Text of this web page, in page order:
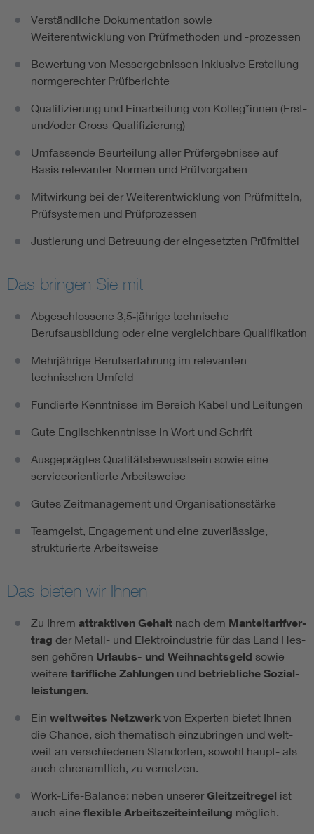
Verständliche Dokumentation sowie
Weiterentwicklung von Prüfmethoden und -prozessen
Bewertung von Messergebnissen inklusive Erstellung
normgerechter Prüfberichte
Qualifizierung und Einarbeitung von Kolleg*innen (Erst-
und/oder Cross-Qualifizierung)
Umfassende Beurteilung aller Prüfergebnisse auf
Basis relevanter Normen und Prüfvorgaben
Mitwirkung bei der Weiterentwicklung von Prüfmitteln,
Prüfsystemen und Prüfprozessen
Justierung und Betreuung der eingesetzten Prüfmittel
Das bringen Sie mit
Abgeschlossene 3,5‑jährige technische
Berufsausbildung oder eine vergleichbare Qualifikation
Mehrjährige Berufserfahrung im relevanten
technischen Umfeld
Fundierte Kenntnisse im Bereich Kabel und Leitungen
Gute Englischkenntnisse in Wort und Schrift
Ausgeprägtes Qualitätsbewusstsein sowie eine
serviceorientierte Arbeitsweise
Gutes Zeitmanagement und Organisationsstärke
Teamgeist, Engagement und eine zuverlässige,
strukturierte Arbeitsweise
Das bieten wir Ihnen
Zu Ih­rem at­trak­ti­ven Ge­halt nach dem Man­tel­ta­rif­ver­
trag der Me­tall- und Elek­tro­in­dus­trie für das Land Hes­
sen ge­hö­ren Ur­laubs- und Weih­nachts­geld so­wie
wei­te­re ta­rif­li­che Zah­lun­gen und be­trieb­li­che So­zi­al­
leis­tun­gen.
Ein welt­wei­tes Netz­werk von Ex­per­ten bie­tet Ih­nen
die Chan­ce, sich the­ma­tisch ein­zu­brin­gen und welt­
weit an ver­schie­de­nen Stand­or­ten, so­wohl haupt- als
auch eh­ren­amt­lich, zu ver­net­zen.
Work-Life-Ba­lance: ne­ben un­se­rerGleit­zeit­re­gel ist
auch eine fle­xi­ble Ar­beits­zeiteinteilung mög­lich.